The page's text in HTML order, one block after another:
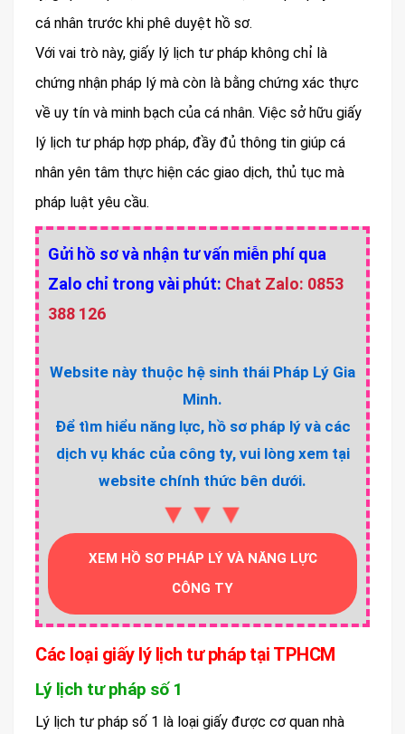
cá nhân trước khi phê duyệt hồ sơ.
Với vai trò này, giấy lý lịch tư pháp không chỉ là
chứng nhận pháp lý mà còn là bằng chứng xác thực
về uy tín và minh bạch của cá nhân. Việc sở hữu giấy
lý lịch tư pháp hợp pháp, đầy đủ thông tin giúp cá
nhân yên tâm thực hiện các giao dịch, thủ tục mà
pháp luật yêu cầu.
Gửi hồ sơ và nhận tư vấn miễn phí qua
Zalo chỉ trong vài phút: Chat Zalo: 0853
388 126
Website này thuộc hệ sinh thái Pháp Lý Gia
Minh.
Để tìm hiểu năng lực, hồ sơ pháp lý và các
dịch vụ khác của công ty, vui lòng xem tại
website chính thức bên dưới.
▼▼▼
XEM HỒ SƠ PHÁP LÝ VÀ NĂNG LỰC
CÔNG TY
Các loại giấy lý lịch tư pháp tại TPHCM
Lý lịch tư pháp số 1
Lý lịch tư pháp số 1 là loại giấy được cơ quan nhà